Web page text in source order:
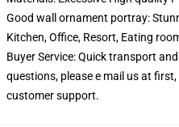
Good wall ornament portray:
Kitchen, Office, Resort, Eating
Buyer Service: Quick transport
questions, please e mail us at
customer support.